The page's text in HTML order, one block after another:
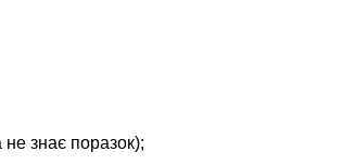
знає поразок);